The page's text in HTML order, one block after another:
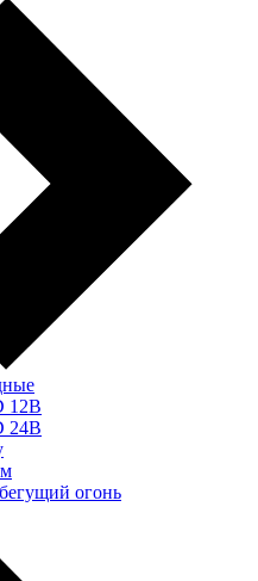
12В
24В
огонь